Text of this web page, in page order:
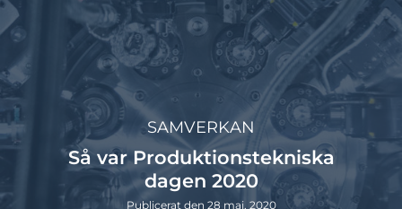
SAMVERKAN
Så var Produktionstekniska
dagen 2020
Publicerat den 28 maj, 2020